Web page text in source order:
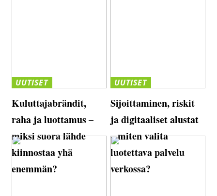
UUTISET
Kuluttajabrändit,
raha ja luottamus –
miksi suora lähde
kiinnostaa yhä
enemmän?
UUTISET
Sijoittaminen, riskit
ja digitaaliset alustat
– miten valita
luotettava palvelu
verkossa?